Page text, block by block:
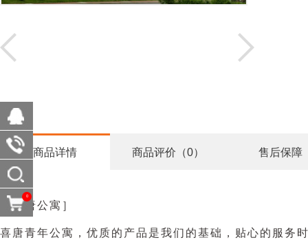
商品详情 商品评价（0） 售后保障
［喜唐公寓］
喜唐青年公寓，优质的产品是我们的基础，贴心的服务
0